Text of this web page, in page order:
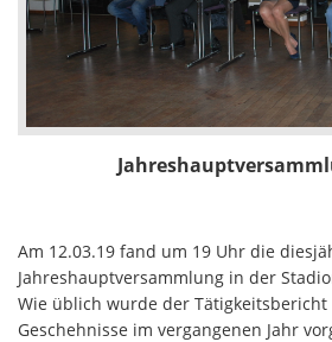
Am 12.03.19 fand um 19 Uhr die
Jahreshauptversammlung in der
Wie üblich wurde der
Geschehnisse im vergangenen Jahr